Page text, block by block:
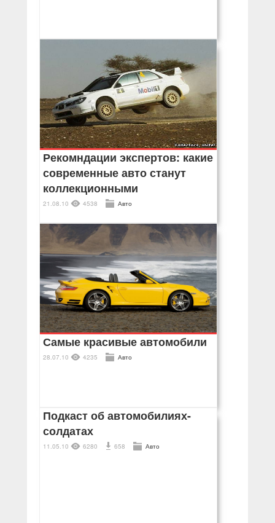
Рекомндации экспертов: какие
современные авто станут
коллекционными
21.08.10 4538 Авто
Самые красивые автомобили
28.07.10 4235 Авто
Подкаст об автомобилиях-
солдатах
11.05.10 6280 658 Авто